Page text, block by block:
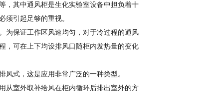
，其中通风柜是生化实验室设备中担负着十
须引起足够的重视。
为保证工作区风速均匀，对于冷过程的通风
，可在上下均设排风口随柜内发热量的变化
式，这是应用非常广泛的一种类型。
从室外取补给风在柜内循环后排出室外的方